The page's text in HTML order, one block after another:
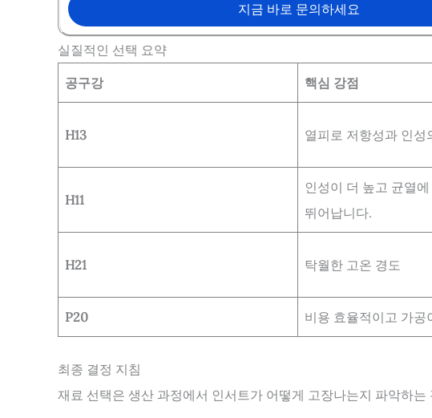
지금 바로 문의하세요
실질적인 선택 요약
공구강 핵심 강점
H13 열피로 저항성과 인성
H11
인성이 더 높고 균열
뛰어납니다.
H21 탁월한 고온 경도
P20 비용 효율적이고 가공
최종 결정 지침
재료 선택은 생산 과정에서 인서트가 어떻게 고장나는지 파악하는